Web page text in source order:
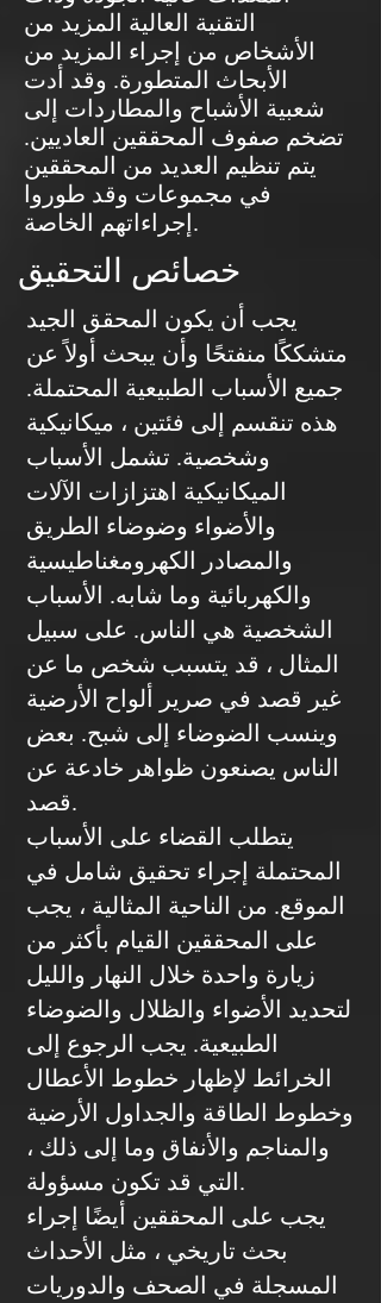
التقنية العالية المزيد من
الأشخاص من إجراء المزيد من
الأبحاث المتطورة. وقد أدت
شعبية الأشباح والمطاردات إلى
تضخم صفوف المحققين العاديين.
يتم تنظيم العديد من المحققين
في مجموعات وقد طوروا
إجراءاتهم الخاصة.
خصائص التحقيق
يجب أن يكون المحقق الجيد
متشككًا منفتحًا وأن يبحث أولاً عن
جميع الأسباب الطبيعية المحتملة.
هذه تنقسم إلى فئتين ، ميكانيكية
وشخصية. تشمل الأسباب
الميكانيكية اهتزازات الآلات
والأضواء وضوضاء الطريق
والمصادر الكهرومغناطيسية
والكهربائية وما شابه. الأسباب
الشخصية هي الناس. على سبيل
المثال ، قد يتسبب شخص ما عن
غير قصد في صرير ألواح الأرضية
وينسب الضوضاء إلى شبح. بعض
الناس يصنعون ظواهر خادعة عن
قصد.
يتطلب القضاء على الأسباب
المحتملة إجراء تحقيق شامل في
الموقع. من الناحية المثالية ، يجب
على المحققين القيام بأكثر من
زيارة واحدة خلال النهار والليل
لتحديد الأضواء والظلال والضوضاء
الطبيعية. يجب الرجوع إلى
الخرائط لإظهار خطوط الأعطال
وخطوط الطاقة والجداول الأرضية
والمناجم والأنفاق وما إلى ذلك ،
التي قد تكون مسؤولة.
يجب على المحققين أيضًا إجراء
بحث تاريخي ، مثل الأحداث
المسجلة في الصحف والدوريات